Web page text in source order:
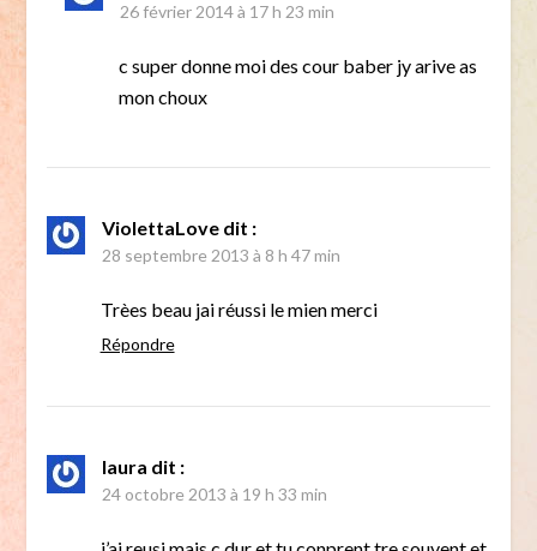
26 février 2014 à 17 h 23 min
c super donne moi des cour baber jy arive as
mon choux
ViolettaLove dit :
28 septembre 2013 à 8 h 47 min
Trèes beau jai réussi le mien merci
Répondre
laura dit :
24 octobre 2013 à 19 h 33 min